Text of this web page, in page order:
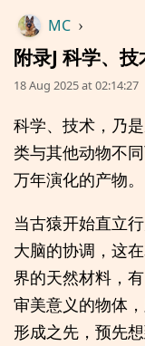
MC ›
附录J 科学、
18 Aug 2025 at 02:14:27
科学、技术，乃
类与其他动物不
万年演化的产物。
当古猿开始直立
大脑的协调，这
界的天然材料，
审美意义的物体
形成之先，预先